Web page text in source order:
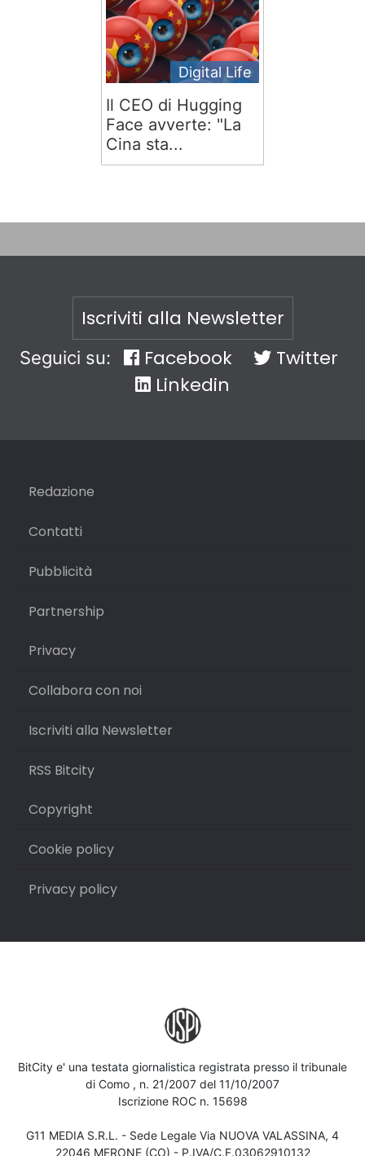
Digital Life
Il CEO di Hugging
Face avverte: "La
Cina sta...
Iscriviti alla Newsletter
Seguici su: Facebook
Twitter
Linkedin
Redazione
Contatti
Pubblicità
Partnership
Privacy
Collabora con noi
Iscriviti alla Newsletter
RSS Bitcity
Copyright
Cookie policy
Privacy policy
BitCity e' una testata giornalistica registrata presso il tribunale
di Como , n. 21/2007 del 11/10/2007
Iscrizione ROC n. 15698
G11 MEDIA S.R.L. - Sede Legale Via NUOVA VALASSINA, 4
22046 MERONE (CO) - P.IVA/C.F.03062910132